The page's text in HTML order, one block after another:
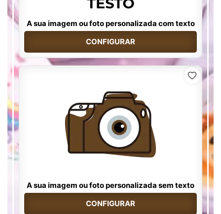
A sua imagem ou foto personalizada com texto
CONFIGURAR
A sua imagem ou foto personalizada sem texto
CONFIGURAR